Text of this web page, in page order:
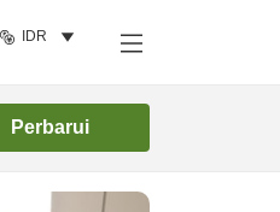
IDR
Perbarui
Cari kamar